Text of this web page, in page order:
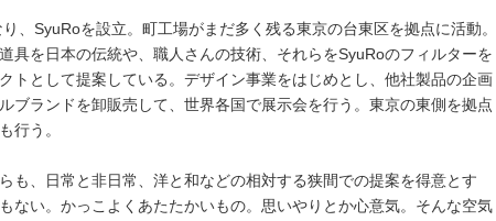
、SyuRoを設立。町工場がまだ多く残る東京の台東区を拠点に活動。
具を日本の伝統や、職人さんの技術、それらをSyuRoのフィルターを
トとして提案している。デザイン事業をはじめとし、他社製品の企画
ブランドを卸販売して、世界各国で展示会を行う。東京の東側を拠点
行う。
も、日常と非日常、洋と和などの相対する狭間での提案を得意とす
ない。かっこよくあたたかいもの。思いやりとか心意気。そんな空気